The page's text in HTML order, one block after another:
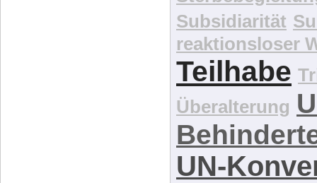
Subsidiarität
reaktionsloser
Teilhabe
Überalterung
UN-